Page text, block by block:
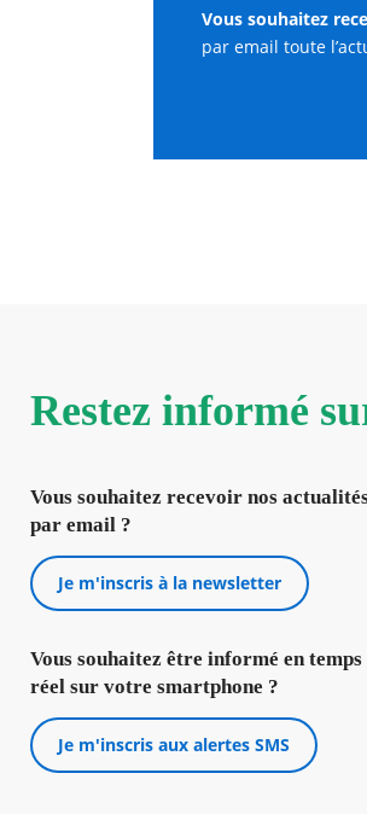
Vous souhaitez
par email toute
Restez informé
Vous souhaitez recevoir nos
par email ?
Je m'inscris à la newsletter
Vous souhaitez être informé en temps
réel sur votre smartphone ?
Je m'inscris aux alertes SMS